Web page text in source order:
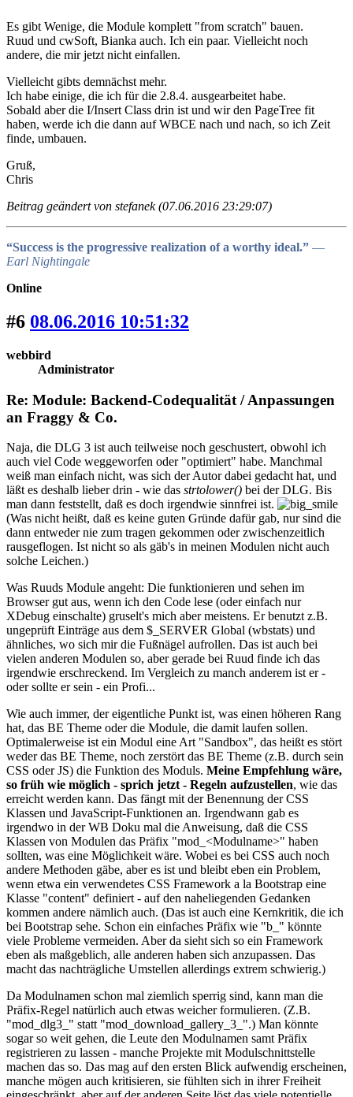
Es gibt Wenige, die Module komplett "from scratch" bauen.
Ruud und cwSoft, Bianka auch. Ich ein paar. Vielleicht noch
andere, die mir jetzt nicht einfallen.
Vielleicht gibts demnächst mehr.
Ich habe einige, die ich für die 2.8.4. ausgearbeitet habe.
Sobald aber die I/Insert Class drin ist und wir den PageTree fit
haben, werde ich die dann auf WBCE nach und nach, so ich Zeit
finde, umbauen.
Gruß,
Chris
Beitrag geändert von stefanek (07.06.2016 23:29:07)
“Success is the progressive realization of a worthy ideal.” ―
Earl Nightingale
Online
#6 08.06.2016 10:51:32
webbird
Administrator
Re: Module: Backend-Codequalität / Anpassungen
an Fraggy & Co.
Naja, die DLG 3 ist auch teilweise noch geschustert, obwohl ich
auch viel Code weggeworfen oder "optimiert" habe. Manchmal
weiß man einfach nicht, was sich der Autor dabei gedacht hat, und
läßt es deshalb lieber drin - wie das strtolower() bei der DLG. Bis
man dann feststellt, daß es doch irgendwie sinnfrei ist.
(Was nicht heißt, daß es keine guten Gründe dafür gab, nur sind die
dann entweder nie zum tragen gekommen oder zwischenzeitlich
rausgeflogen. Ist nicht so als gäb's in meinen Modulen nicht auch
solche Leichen.)
Was Ruuds Module angeht: Die funktionieren und sehen im
Browser gut aus, wenn ich den Code lese (oder einfach nur
XDebug einschalte) gruselt's mich aber meistens. Er benutzt z.B.
ungeprüft Einträge aus dem $_SERVER Global (wbstats) und
ähnliches, wo sich mir die Fußnägel aufrollen. Das ist auch bei
vielen anderen Modulen so, aber gerade bei Ruud finde ich das
irgendwie erschreckend. Im Vergleich zu manch anderem ist er -
oder sollte er sein - ein Profi...
Wie auch immer, der eigentliche Punkt ist, was einen höheren Rang
hat, das BE Theme oder die Module, die damit laufen sollen.
Optimalerweise ist ein Modul eine Art "Sandbox", das heißt es stört
weder das BE Theme, noch zerstört das BE Theme (z.B. durch sein
CSS oder JS) die Funktion des Moduls. Meine Empfehlung wäre,
so früh wie möglich - sprich jetzt - Regeln aufzustellen, wie das
erreicht werden kann. Das fängt mit der Benennung der CSS
Klassen und JavaScript-Funktionen an. Irgendwann gab es
irgendwo in der WB Doku mal die Anweisung, daß die CSS
Klassen von Modulen das Präfix "mod_<Modulname>" haben
sollten, was eine Möglichkeit wäre. Wobei es bei CSS auch noch
andere Methoden gäbe, aber es ist und bleibt eben ein Problem,
wenn etwa ein verwendetes CSS Framework a la Bootstrap eine
Klasse "content" definiert - auf den naheliegenden Gedanken
kommen andere nämlich auch. (Das ist auch eine Kernkritik, die ich
bei Bootstrap sehe. Schon ein einfaches Präfix wie "b_" könnte
viele Probleme vermeiden. Aber da sieht sich so ein Framework
eben als maßgeblich, alle anderen haben sich anzupassen. Das
macht das nachträgliche Umstellen allerdings extrem schwierig.)
Da Modulnamen schon mal ziemlich sperrig sind, kann man die
Präfix-Regel natürlich auch etwas weicher formulieren. (Z.B.
"mod_dlg3_" statt "mod_download_gallery_3_".) Man könnte
sogar so weit gehen, die Leute den Modulnamen samt Präfix
registrieren zu lassen - manche Projekte mit Modulschnittstelle
machen das so. Das mag auf den ersten Blick aufwendig erscheinen,
manche mögen auch kritisieren, sie fühlten sich in ihrer Freiheit